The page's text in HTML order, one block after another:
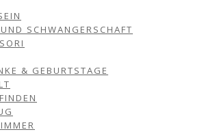
SCHWANGERSCHAFT
& GEBURTSTAGE